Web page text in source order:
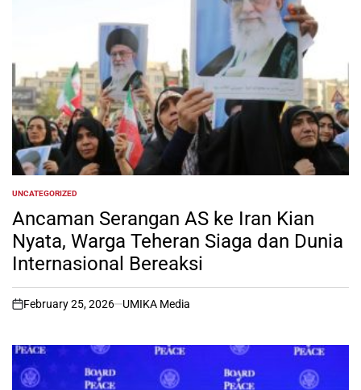
POSTED
IN
UNCATEGORIZED
Ancaman Serangan AS ke Iran Kian
Nyata, Warga Teheran Siaga dan Dunia
Internasional Bereaksi
on
February 25, 2026 UMIKA Media